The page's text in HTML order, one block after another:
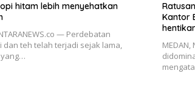
hitam lebih menyehatkan
— Perdebatan
dan teh telah terjadi sejak lama,
Kantor